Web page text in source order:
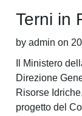
Terni in
by admin on
Il Ministero
Direzione
Risorse
progetto del